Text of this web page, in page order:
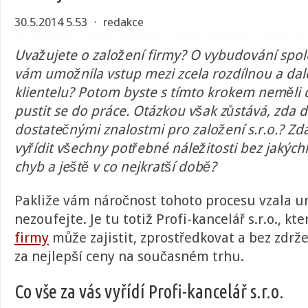
30.5.2014 5.53 ⋅ redakce
Uvažujete o založení firmy? O vybudování
vám umožnila vstup mezi zcela rozdílnou a
klientelu? Potom byste s tímto krokem neměli
pustit se do práce. Otázkou však zůstává, zda
dostatečnými znalostmi pro založení s.r.o.?
vyřídit všechny potřebné náležitosti bez
chyb a ještě v co nejkratší době?
Pakliže vám náročnost tohoto procesu vzala
nezoufejte. Je tu totiž Profi-kancelář s.r.o.,
firmy může zajistit, zprostředkovat a bez
za nejlepší ceny na současném trhu.
Co vše za vás vyřídí Profi-kancelář s.r.o.